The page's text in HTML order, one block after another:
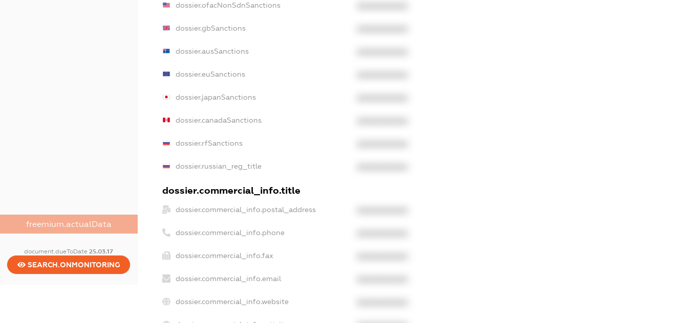
freemium.actualData
document.dueToDate25.03.17
SEARCH.ONMONITORING
dossier.ofacNonSdnSanctions
dossier.gbSanctions
dossier.ausSanctions
dossier.euSanctions
dossier.japanSanctions
dossier.canadaSanctions
dossier.rfSanctions
dossier.russian_reg_title
dossier.commercial_info.title
dossier.commercial_info.postal_address
dossier.commercial_info.phone
dossier.commercial_info.fax
dossier.commercial_info.email
dossier.commercial_info.website